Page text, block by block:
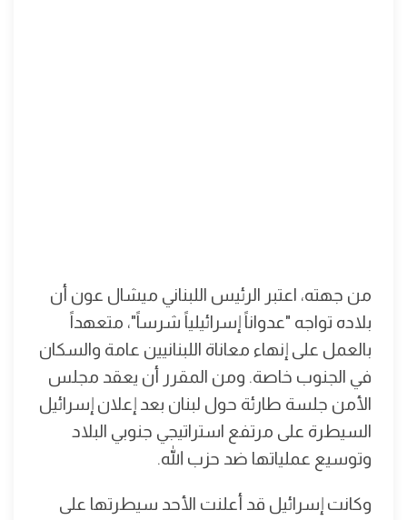
من جهته، اعتبر الرئيس اللبناني ميشال عون أن
بلاده تواجه "عدواناً إسرائيلياً شرساً"، متعهداً
بالعمل على إنهاء معاناة اللبنانيين عامة والسكان
في الجنوب خاصة. ومن المقرر أن يعقد مجلس
الأمن جلسة طارئة حول لبنان بعد إعلان إسرائيل
السيطرة على مرتفع استراتيجي جنوبي البلاد
وتوسيع عملياتها ضد حزب الله.
وكانت إسرائيل قد أعلنت الأحد سيطرتها على